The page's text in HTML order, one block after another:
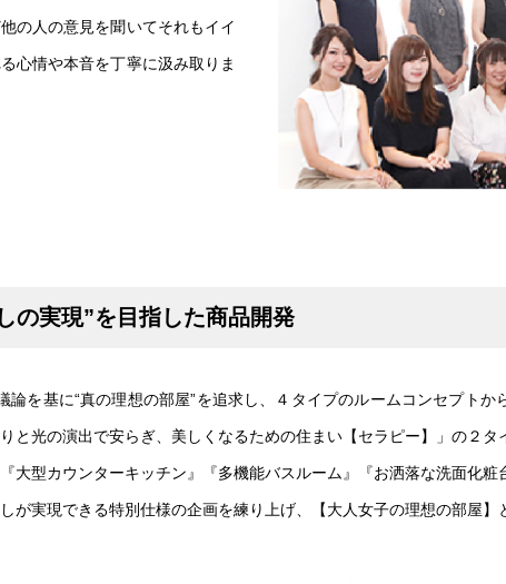
の人の意見を聞いてそれもイイ
心情や本音を丁寧に汲み取りま
の実現”を目指した商品開発
論を基に“真の理想の部屋”を追求し、４タイプのルームコンセプト
と光の演出で安らぎ、美しくなるための住まい【セラピー】」の２
大型カウンターキッチン』『多機能バスルーム』『お洒落な洗面化
が実現できる特別仕様の企画を練り上げ、【大人女子の理想の部屋